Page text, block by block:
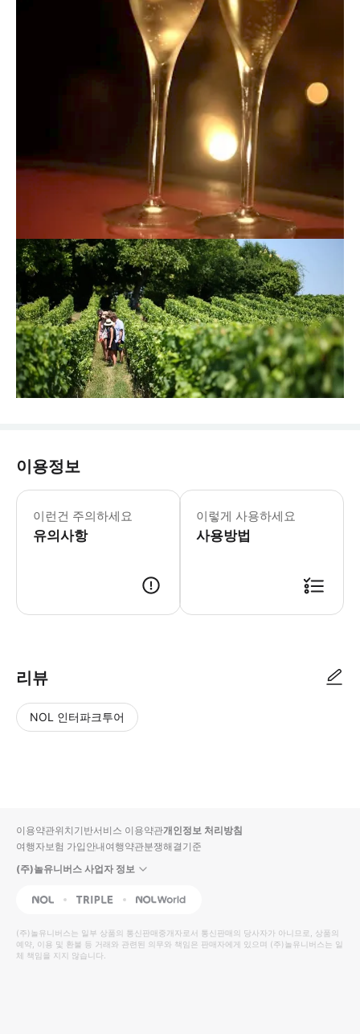
이용정보
이런건 주의하세요
유의사항
이렇게 사용하세요
사용방법
리뷰
NOL 인터파크투어
입니
다.
높
은
순
동
영
상
순
상
이용약관위치기반서비스 이용약관개인정보 처리방침
여행자보험 가입안내여행약관분쟁해결기준
(주)놀유니버스 사업자 정보
NOL Triple Interpark Global
(주)놀유니버스는 일부 상품의 통신판매중개자로서 통신판매의 당사자가 아니므로, 상품의
예약, 이용 및 환불 등 거래와 관련된 의무와 책임은 판매자에게 있으며 (주)놀유니버스는 일
체 책임을 지지 않습니다.